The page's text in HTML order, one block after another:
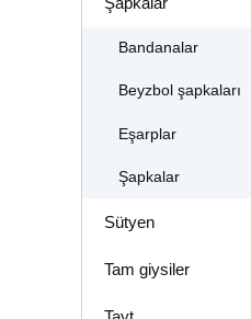
Bandanalar
Beyzbol şapkaları
Eşarplar
Şapkalar
Sütyen
Tam giysiler